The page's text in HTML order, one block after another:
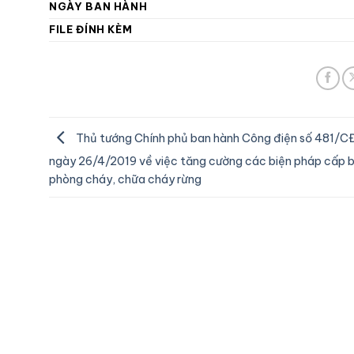
NGÀY BAN HÀNH
FILE ĐÍNH KÈM
Thủ tướng Chính phủ ban hành Công điện số 481/
ngày 26/4/2019 về việc tăng cường các biện pháp cấp
phòng cháy, chữa cháy rừng